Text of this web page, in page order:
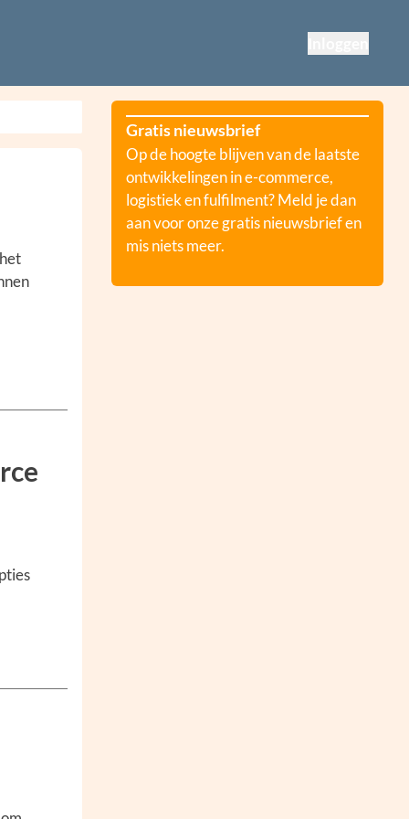
Gratis nieuwsbrief
Op de hoogte blijven van de laatste
ontwikkelingen in e-commerce,
logistiek en fulfilment? Meld je dan
aan voor onze gratis nieuwsbrief en
mis niets meer.